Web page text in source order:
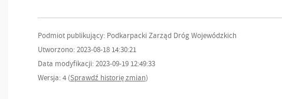
Podmiot publikujący: Podkarpacki Zarząd Dróg Wojewódzkich
Utworzono: 2023-08-18 14:30:21
Data modyfikacji: 2023-09-19 12:49:33
Wersja: 4 (Sprawdź historię zmian)